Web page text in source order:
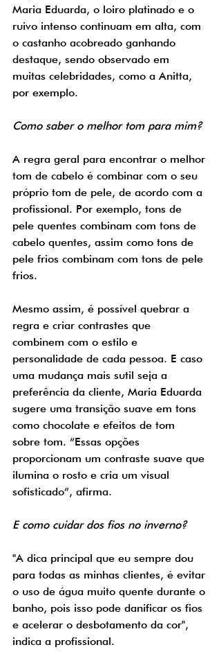
Maria Eduarda, o loiro platinado e o
ruivo intenso continuam em alta, com
o castanho acobreado ganhando
destaque, sendo observado em
muitas celebridades, como a Anitta,
por exemplo.
Como saber o melhor tom para mim?
A regra geral para encontrar o melhor
tom de cabelo é combinar com o seu
próprio tom de pele, de acordo com a
profissional. Por exemplo, tons de
pele quentes combinam com tons de
cabelo quentes, assim como tons de
pele frios combinam com tons de pele
frios.
Mesmo assim, é possível quebrar a
regra e criar contrastes que
combinem com o estilo e
personalidade de cada pessoa. E caso
uma mudança mais sutil seja a
preferência da cliente, Maria Eduarda
sugere uma transição suave em tons
como chocolate e efeitos de tom
sobre tom. “Essas opções
proporcionam um contraste suave que
ilumina o rosto e cria um visual
sofisticado”, afirma.
E como cuidar dos fios no inverno?
"A dica principal que eu sempre dou
para todas as minhas clientes, é evitar
o uso de água muito quente durante o
banho, pois isso pode danificar os fios
e acelerar o desbotamento da cor",
indica a profissional.